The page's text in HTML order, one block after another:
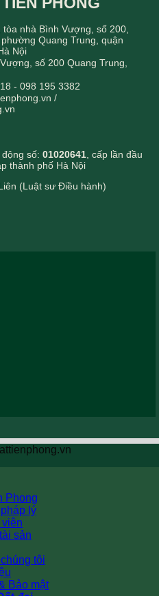
nhà Bình Vượng, số 200,
Quang Trung, quận
Nội
số 200 Quang Trung,
- 098 195 3382
/
số: 01020641 , cấp lần đầu
thành phố Hà Nội
(Luật sư Điều hành)
Phong
lý
viên
sản
tôi
Bảo mật